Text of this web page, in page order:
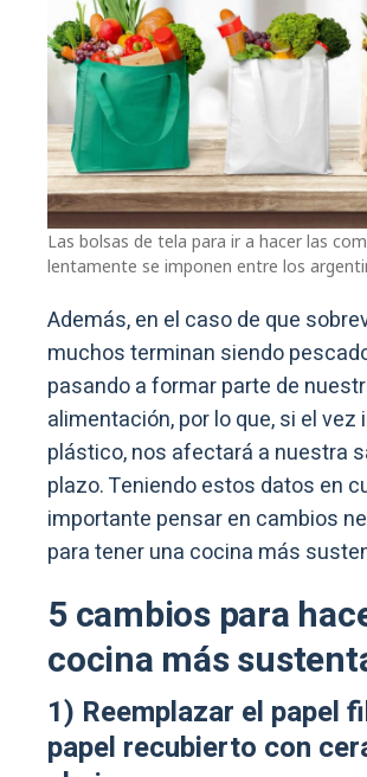
Las bolsas de tela para ir a hacer las
lentamente se imponen entre los
Además, en el caso de que
muchos terminan siendo
pasando a formar parte de
alimentación, por lo que, si el vez
plástico, nos afectará a nuestra
plazo. Teniendo estos datos en
importante pensar en cambios
para tener una cocina más
5 cambios para
cocina más
1) Reemplazar el papel
papel recubierto con